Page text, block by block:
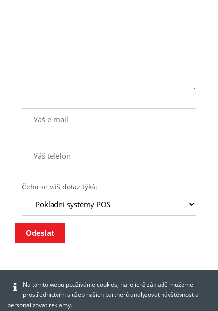
Čeho se váš dotaz týká:
Odeslat
Na tomto webu používáme cookies, na jejichž základě můžeme
prostřednictvím služeb našich partnerů analyzovat návštěvnost a
personalizovat reklamy.